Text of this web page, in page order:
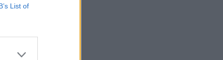
List of